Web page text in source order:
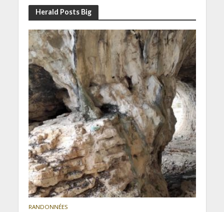
Herald Posts Big
RANDONNÉES